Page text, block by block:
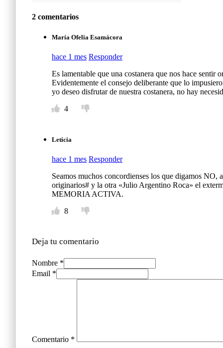
2 comentarios
María Ofelia Esamácora
hace 1 mes Responder
Es lamentable que una costanera que nos hace sentir
Evidentemente el consejo deliberante que lo
yo deseo disfrutar de nuestra costanera, no hay
4
Leticia
hace 1 mes Responder
Seamos muchos concordienses los que digamos NO,
originarios# y la otra «Julio Argentino Roca» el
MEMORIA ACTIVA.
8
Deja tu comentario
Nombre *
Email *
Comentario *